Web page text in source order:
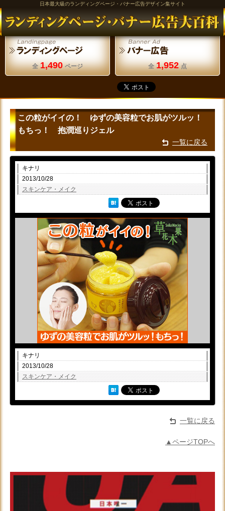
日本最大級のランディングページ・バナー広告デザイン集サイト
全 1,490 ページ 全 1,952 点
この粒がイイの！ ゆずの美容粒でお肌がツルッ！
もちっ！ 抱潤巡りジェル
一覧に戻る
キナリ
2013/10/28
スキンケア・メイク
キナリ
2013/10/28
スキンケア・メイク
一覧に戻る
▲ページTOPへ